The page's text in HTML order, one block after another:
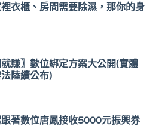
衣櫃、房間需要除濕，那你的身
就賺〗數位綁定方案大公開(實體
陸續公布)
著數位唐鳳接收5000元振興券